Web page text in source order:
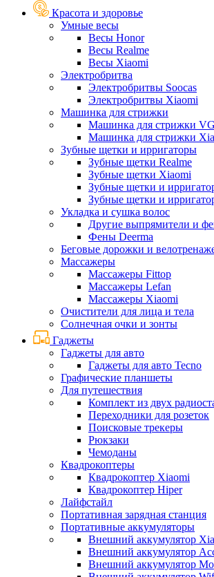
Красота и здоровье
Умные весы
Весы Honor
Весы Realme
Весы Xiaomi
Электробритва
Электробритвы Soocas
Электробритвы Xiaomi
Машинка для стрижки
Машинка для стрижки
Машинка для стрижки
Зубные щетки и ирригаторы
Зубные щетки Realme
Зубные щетки Xiaomi
Зубные щетки и
Зубные щетки и
Укладка и сушка волос
Другие выпрямители и
Фены Deerma
Беговые дорожки и
Массажеры
Массажеры Fittop
Массажеры Lefan
Массажеры Xiaomi
Очистители для лица и тела
Солнечная очки и зонты
Гаджеты
Гаджеты для авто
Гаджеты для авто Tecno
Графические планшеты
Для путешествия
Комплект из двух
Переходники для розеток
Поисковые трекеры
Рюкзаки
Чемоданы
Квадрокоптеры
Квадрокоптер Xiaomi
Квадрокоптер Hiper
Лайфстайл
Портативная зарядная станция
Портативные аккумуляторы
Внешний аккумулятор
Внешний аккумулятор
Внешний аккумулятор